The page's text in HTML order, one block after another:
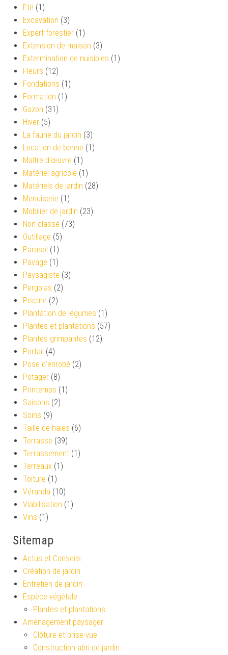
Eté (1)
Excavation (3)
Expert forestier (1)
Extension de maison (3)
Extermination de nuisibles (1)
Fleurs (12)
Fondations (1)
Formation (1)
Gazon (31)
Hiver (5)
La faune du jardin (3)
Location de benne (1)
Maître d'œuvre (1)
Matériel agricole (1)
Matériels de jardin (28)
Menuiserie (1)
Mobilier de jardin (23)
Non classé (73)
Outillage (5)
Parasol (1)
Pavage (1)
Paysagiste (3)
Pergolas (2)
Piscine (2)
Plantation de légumes (1)
Plantes et plantations (57)
Plantes grimpantes (12)
Portail (4)
Pose d'enrobé (2)
Potager (8)
Printemps (1)
Saisons (2)
Soins (9)
Taille de haies (6)
Terrasse (39)
Terrassement (1)
Terreaux (1)
Toiture (1)
Véranda (10)
Viabilisation (1)
Vins (1)
Sitemap
Actus et Conseils
Création de jardin
Entretien de jardin
Espèce végétale
Plantes et plantations
Aménagement paysager
Clôture et brise-vue
Construction abri de jardin